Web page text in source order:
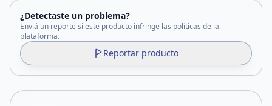
¿Detectaste un problema?
Enviá un reporte si este producto infringe las políticas de la
plataforma.
Reportar producto